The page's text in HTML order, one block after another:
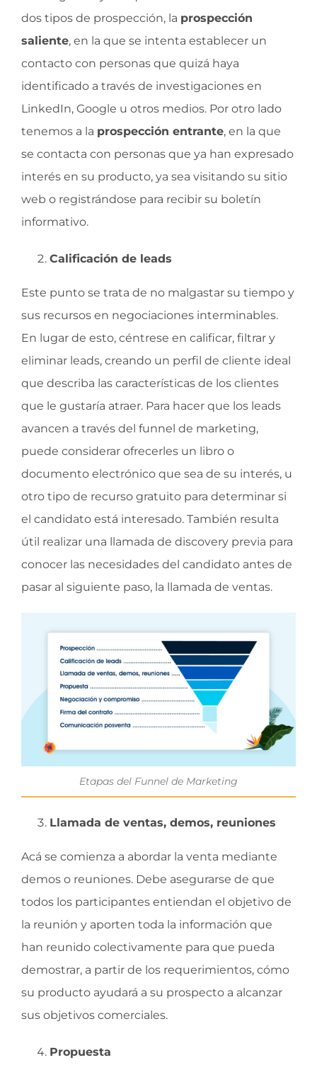
dos tipos de prospección, la prospección
saliente, en la que se intenta establecer un
contacto con personas que quizá haya
identificado a través de investigaciones en
LinkedIn, Google u otros medios. Por otro lado
tenemos a la prospección entrante, en la que
se contacta con personas que ya han expresado
interés en su producto, ya sea visitando su sitio
web o registrándose para recibir su boletín
informativo.
Calificación de leads
Este punto se trata de no malgastar su tiempo y
sus recursos en negociaciones interminables.
En lugar de esto, céntrese en calificar, filtrar y
eliminar leads, creando un perfil de cliente ideal
que describa las características de los clientes
que le gustaría atraer. Para hacer que los leads
avancen a través del funnel de marketing,
puede considerar ofrecerles un libro o
documento electrónico que sea de su interés, u
otro tipo de recurso gratuito para determinar si
el candidato está interesado. También resulta
útil realizar una llamada de discovery previa para
conocer las necesidades del candidato antes de
pasar al siguiente paso, la llamada de ventas.
Etapas del Funnel de Marketing
Llamada de ventas, demos, reuniones
Acá se comienza a abordar la venta mediante
demos o reuniones. Debe asegurarse de que
todos los participantes entiendan el objetivo de
la reunión y aporten toda la información que
han reunido colectivamente para que pueda
demostrar, a partir de los requerimientos, cómo
su producto ayudará a su prospecto a alcanzar
sus objetivos comerciales.
Propuesta